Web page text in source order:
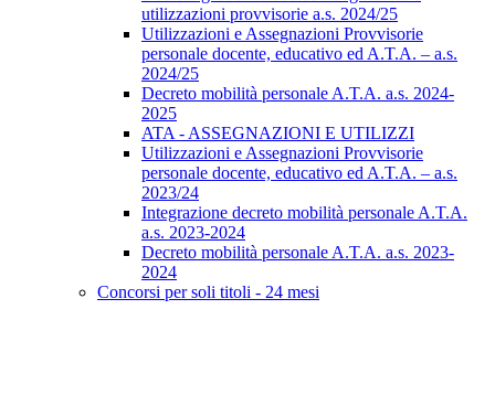
utilizzazioni provvisorie a.s. 2024/25
Utilizzazioni e Assegnazioni Provvisorie
personale docente, educativo ed A.T.A. – a.s.
2024/25
Decreto mobilità personale A.T.A. a.s. 2024-
2025
ATA - ASSEGNAZIONI E UTILIZZI
Utilizzazioni e Assegnazioni Provvisorie
personale docente, educativo ed A.T.A. – a.s.
2023/24
Integrazione decreto mobilità personale A.T.A.
a.s. 2023-2024
Decreto mobilità personale A.T.A. a.s. 2023-
2024
Concorsi per soli titoli - 24 mesi